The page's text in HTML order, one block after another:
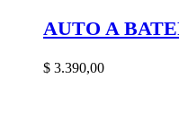
AUTO A
$ 3.390,00